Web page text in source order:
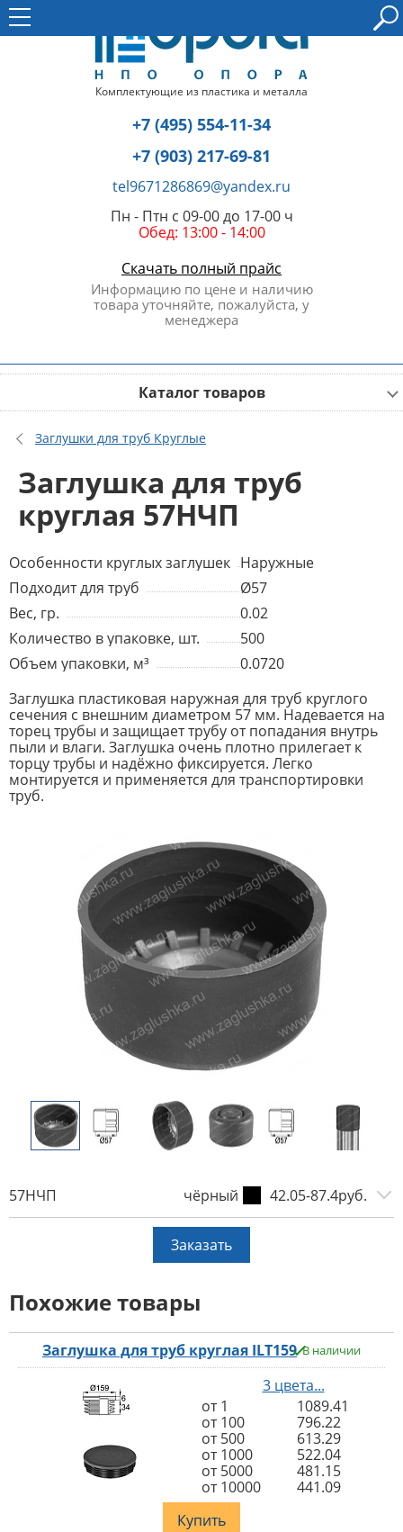
Комплектующие из пластика и металла
+7 (495) 554-11-34
+7 (903) 217-69-81
tel9671286869@yandex.ru
Пн - Птн с 09-00 до 17-00 ч
Обед: 13:00 - 14:00
Скачать полный прайс
Информацию по цене и наличию
товара уточняйте, пожалуйста, у
менеджера
Каталог товаров
Заглушки для труб Круглые
Заглушка для труб
круглая 57НЧП
Особенности круглых заглушек Наружные
Подходит для труб
Ø57
Вес, гр.
0.02
Количество в упаковке, шт.
500
Объем упаковки, м³
0.0720
Заглушка пластиковая наружная для труб круглого
сечения с внешним диаметром 57 мм. Надевается на
торец трубы и защищает трубу от попадания внутрь
пыли и влаги. Заглушка очень плотно прилегает к
торцу трубы и надёжно фиксируется. Легко
монтируется и применяется для транспортировки
труб.
57НЧП чёрный 42.05-87.4руб.
Заказать
Похожие товары
Заглушка для труб круглая ILT159 В наличии
3 цвета...
от 1
1089.41
от 100
796.22
от 500
613.29
от 1000
522.04
от 5000
481.15
от 10000
441.09
Купить